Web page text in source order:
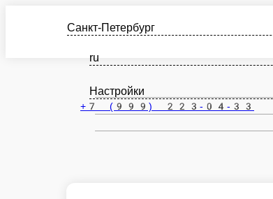
Санкт-Петербург
ru
Настройки
+7 (999) 223-04-33